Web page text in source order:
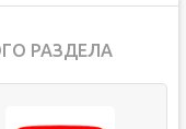
РАЗДЕЛА